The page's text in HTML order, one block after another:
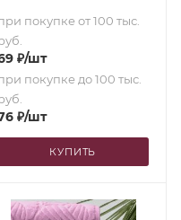
покупке от 100 тыс.
₽/шт
покупке до 100 тыс.
₽/шт
КУПИТЬ